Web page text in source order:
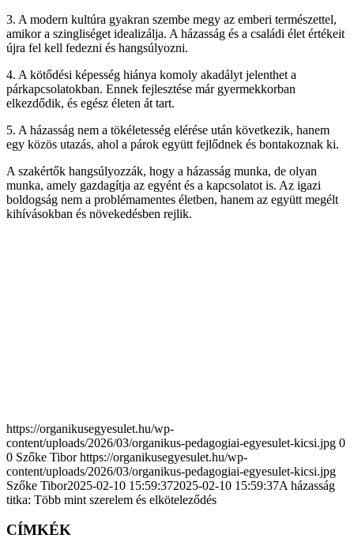
3. A modern kultúra gyakran szembe megy az emberi természettel,
amikor a szingliséget idealizálja. A házasság és a családi élet értékeit
újra fel kell fedezni és hangsúlyozni.
4. A kötődési képesség hiánya komoly akadályt jelenthet a
párkapcsolatokban. Ennek fejlesztése már gyermekkorban
elkezdődik, és egész életen át tart.
5. A házasság nem a tökéletesség elérése után következik, hanem
egy közös utazás, ahol a párok együtt fejlődnek és bontakoznak ki.
A szakértők hangsúlyozzák, hogy a házasság munka, de olyan
munka, amely gazdagítja az egyént és a kapcsolatot is. Az igazi
boldogság nem a problémamentes életben, hanem az együtt megélt
kihívásokban és növekedésben rejlik.
https://organikusegyesulet.hu/wp-
content/uploads/2026/03/organikus-pedagogiai-egyesulet-kicsi.jpg 0
0 Szőke Tibor https://organikusegyesulet.hu/wp-
content/uploads/2026/03/organikus-pedagogiai-egyesulet-kicsi.jpg
Szőke Tibor2025-02-10 15:59:372025-02-10 15:59:37A házasság
titka: Több mint szerelem és elköteleződés
CÍMKÉK